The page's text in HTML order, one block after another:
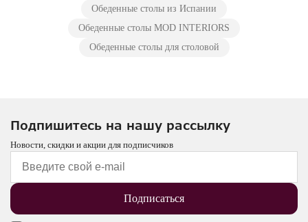
Обеденные столы из Испании
Обеденные столы MOD INTERIORS
Обеденные столы для столовой
Подпишитесь на нашу рассылку
Новости, скидки и акции для подписчиков
Подписаться